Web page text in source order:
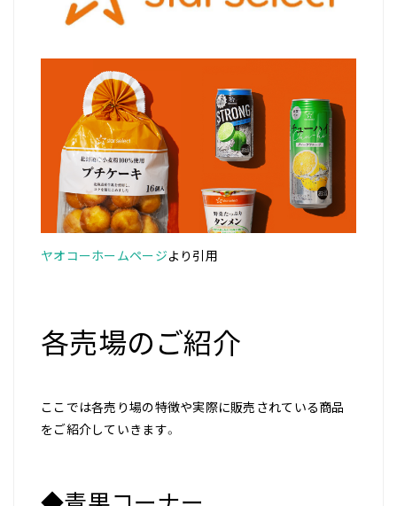
ヤオコーホームページより引用
各売場のご紹介
ここでは各売り場の特徴や実際に販売されている商品
をご紹介していきます。